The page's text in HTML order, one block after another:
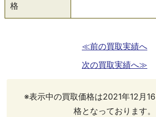
格
≪前の買取実績へ
次の買取実績へ≫
※表示中の買取価格は2021年12月
格となっております。